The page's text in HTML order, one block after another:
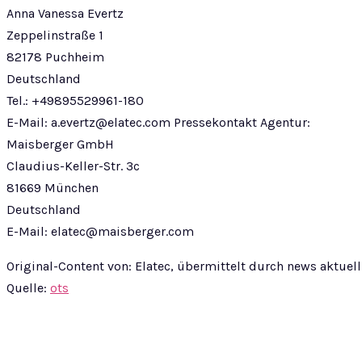
Anna Vanessa Evertz
Zeppelinstraße 1
82178 Puchheim
Deutschland
Tel.: +49895529961-180
E-Mail: a.evertz@elatec.com Pressekontakt Agentur:
Maisberger GmbH
Claudius-Keller-Str. 3c
81669 München
Deutschland
E-Mail: elatec@maisberger.com
Original-Content von: Elatec, übermittelt durch news aktuell
Quelle: ots